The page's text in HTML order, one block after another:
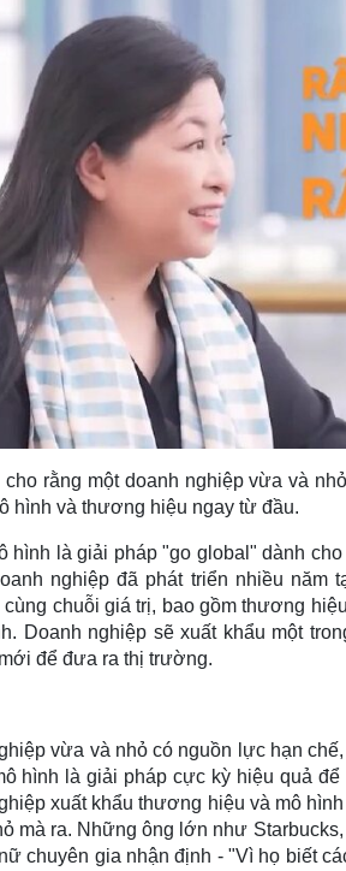
rằng một doanh nghiệp vừa và
hình và thương hiệu ngay từ đầu.
hình là giải pháp "go global" dành
nghiệp đã phát triển nhiều năm
chuỗi giá trị, bao gồm thương
Doanh nghiệp sẽ xuất khẩu một
để đưa ra thị trường.
vừa và nhỏ có nguồn lực hạn
hình là giải pháp cực kỳ hiệu quả
xuất khẩu thương hiệu và mô
mà ra. Những ông lớn như
chuyên gia nhận định - "Vì họ biết